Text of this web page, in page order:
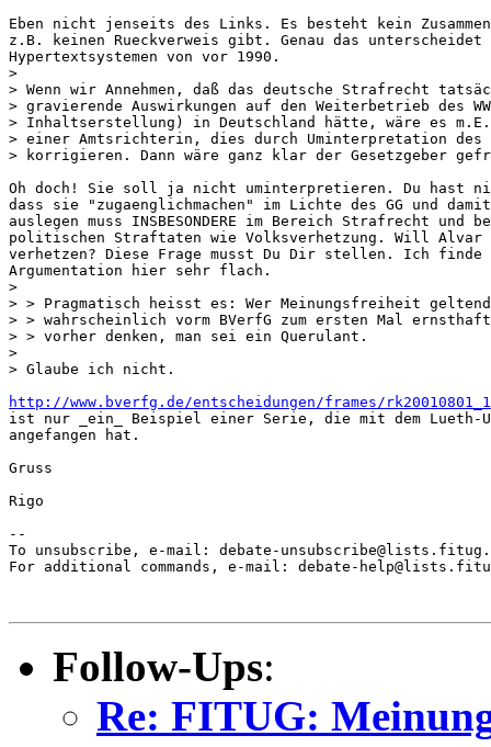
Eben nicht jenseits des Links. Es besteht kein
z.B. keinen Rueckverweis gibt. Genau das unterscheidet
Hypertextsystemen von vor 1990.
>
> Wenn wir Annehmen, daß das deutsche Strafrecht
> gravierende Auswirkungen auf den Weiterbetrieb des
> Inhaltserstellung) in Deutschland hätte, wäre es
> einer Amtsrichterin, dies durch Uminterpretation des
> korrigieren. Dann wäre ganz klar der Gesetzgeber
Oh doch! Sie soll ja nicht uminterpretieren. Du hast
dass sie "zugaenglichmachen" im Lichte des GG und
auslegen muss INSBESONDERE im Bereich Strafrecht
politischen Straftaten wie Volksverhetzung. Will Alvar
verhetzen? Diese Frage musst Du Dir stellen. Ich finde
Argumentation hier sehr flach.
>
> > Pragmatisch heisst es: Wer Meinungsfreiheit
> > wahrscheinlich vorm BVerfG zum ersten Mal
> > vorher denken, man sei ein Querulant.
>
> Glaube ich nicht.
http://www.bverfg.de/entscheidungen/frames/
ist nur _ein_ Beispiel einer Serie, die mit dem Lueth-
angefangen hat.
Gruss
Rigo
--
To unsubscribe, e-mail: debate-
For additional commands, e-mail: debate-
Follow-Ups:
Re: FITUG: